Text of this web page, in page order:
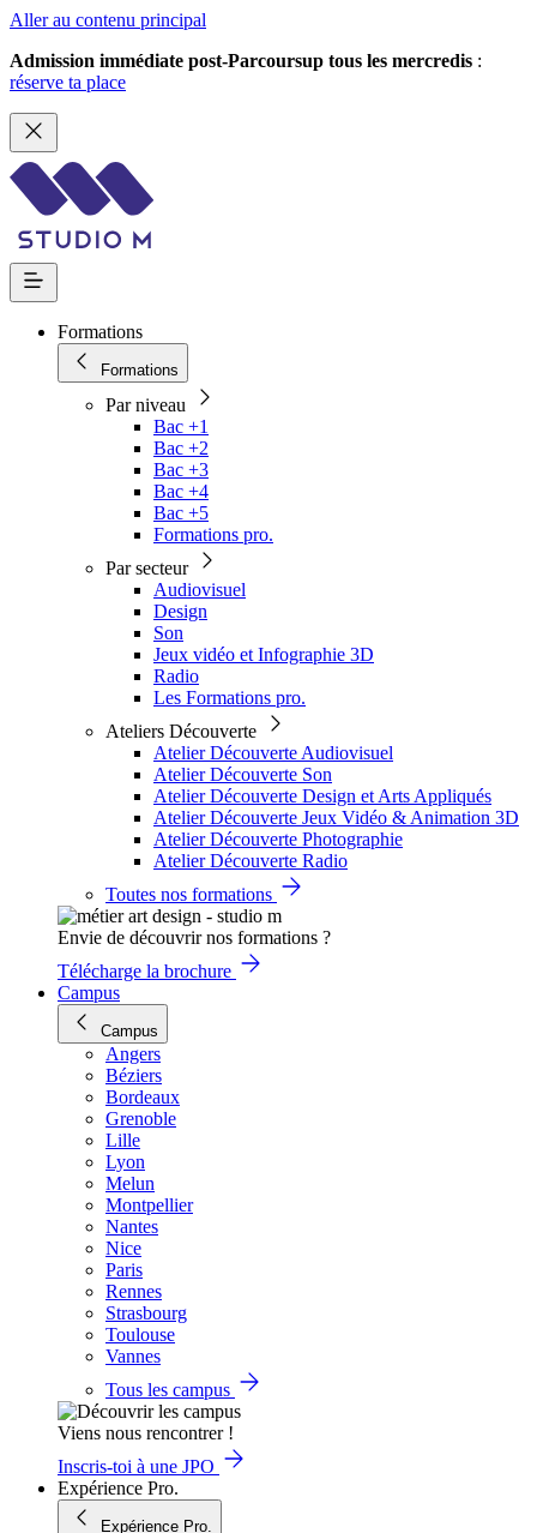
Aller au contenu principal
Admission immédiate post-Parcoursup tous les mercredis :
réserve ta place
Formations
Formations
Par niveau
Bac +1
Bac +2
Bac +3
Bac +4
Bac +5
Formations pro.
Par secteur
Audiovisuel
Design
Son
Jeux vidéo et Infographie 3D
Radio
Les Formations pro.
Ateliers Découverte
Atelier Découverte Audiovisuel
Atelier Découverte Son
Atelier Découverte Design et Arts Appliqués
Atelier Découverte Jeux Vidéo & Animation 3D
Atelier Découverte Photographie
Atelier Découverte Radio
Toutes nos formations
Envie de découvrir nos formations ?
Télécharge la brochure
Campus
Campus
Angers
Béziers
Bordeaux
Grenoble
Lille
Lyon
Melun
Montpellier
Nantes
Nice
Paris
Rennes
Strasbourg
Toulouse
Vannes
Tous les campus
Viens nous rencontrer !
Inscris-toi à une JPO
Expérience Pro.
Expérience Pro.